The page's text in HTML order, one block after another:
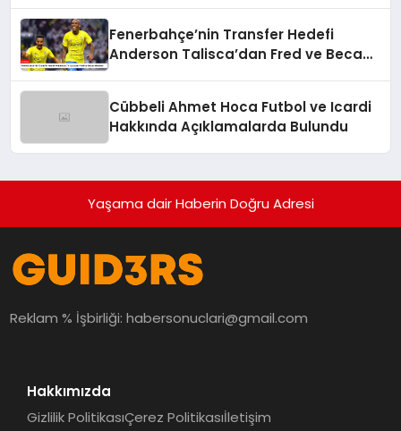
Fenerbahçe’nin Transfer Hedefi
Anderson Talisca’dan Fred ve Becao
Cübbeli Ahmet Hoca Futbol ve Icardi
Hakkında Açıklamalarda Bulundu
Yaşama dair Haberin Doğru Adresi
Reklam % İşbirliği:habersonuclari@gmail.com
Hakkımızda
Gizlilik PolitikasıÇerez Politikasıİletişim